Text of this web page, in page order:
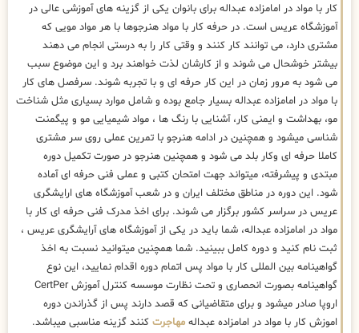
کار با مواد در امامزاده عبداله برای بانوان یکی از گزینه های آموزشی عالی در
آموزشگاه عریس است. در حرفه کار با مواد هنرجوها با هر مواد مویی که
مشتری دارد، می توانند کار کنند و وقتی کار را به درستی انجام می دهند
بیشتر خوشحال می شوند و از کارشان لذت خواهند برد و این موضوع سبب
می شود به مرور زمان در این کار حرفه ای و با تجربه شوند. سرفصل های کار
با مواد در امامزاده عبداله بسیار جامع بوده و شامل موارد بسیاری مثل شناخت
مو، بهداشت و ایمنی کار، آشنایی با رنگ ها ، مواد شیمیایی مو و پیگمنت
شناسی میشود و همچنین در ادامه هنرجو با تمرین عملی روی سر مشتری
کاملا حرفه ای وکار بلد می شود و همچنین هنرجو در صورت تکمیل دوره
مبتدی و پیشرفته، میتواند جهت امتحان کتبی و عملی فنی حرفه ای آماده
شود. این دوره در مناطق مختلف ایران و در شعب آموزشگاه های ارایشگری
عریس در سراسر کشور برگزار می شوند. برای اخذ مدرک فنی حرفه ای کار با
مواد در امامزاده عبداله، شما باید در یکی از آموزشگاه های آرایشگری عریس ،
ثبت نام کنید و دوره کامل ببینید. شما همچنین میتوانید نسبت به اخذ
گواهینامه بین المللی کار با مواد پس اتمام دوره اقدام نمایید، این نوع
گواهینامه بصورت انحصاری و تحت نظارت موسسه کنترل آموزش CertPer
اروپا صادر میشود و برای متقاضیانی که قصد دارند پس از گذراندن دوره
اموزش کار با مواد در امامزاده عبداله مهاجرت کنند گزینه مناسبی میباشد.